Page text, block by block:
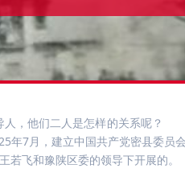
人，他们二人是怎样的关系呢
年7月，建立中国共产党密县委员
飞和豫陕区委的领导下开展的。